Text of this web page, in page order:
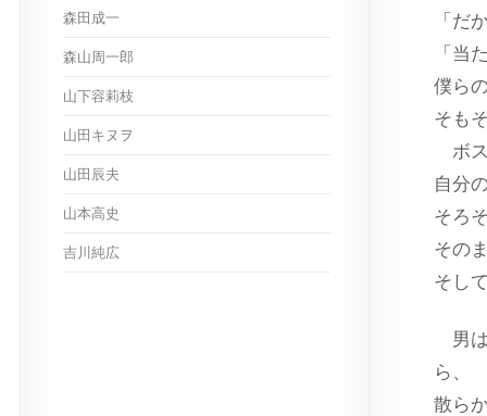
「だ
「当
僕ら
そも
ボス
自分
そろ
その
そし
男は
ら、
散ら
森田成一
森山周一郎
山下容莉枝
山田キヌヲ
山田辰夫
山本高史
吉川純広